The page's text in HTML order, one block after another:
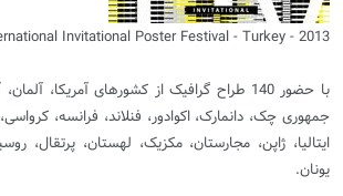
Invitational Poster Festival - Turkey - 2013
با حضور 140 طراح گرافیک از کشورهای آمریکا،
جمهوری چک، دانمارک، اکوادور، فنلاند، فرانسه،
ایتالیا، ژاپن، مجارستان، مکزیک، لهستان، پرتقال،
یونان.